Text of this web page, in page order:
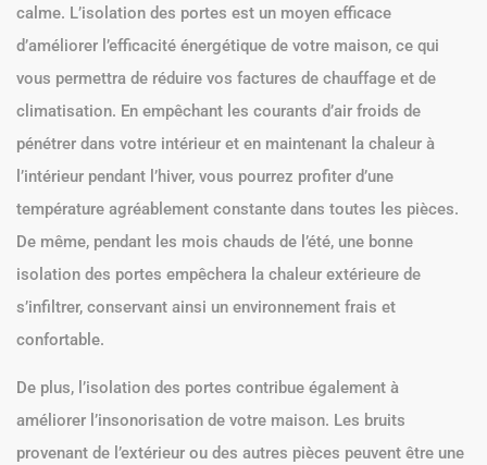
calme. L’isolation des portes est un moyen efficace
d’améliorer l’efficacité énergétique de votre maison, ce qui
vous permettra de réduire vos factures de chauffage et de
climatisation. En empêchant les courants d’air froids de
pénétrer dans votre intérieur et en maintenant la chaleur à
l’intérieur pendant l’hiver, vous pourrez profiter d’une
température agréablement constante dans toutes les pièces.
De même, pendant les mois chauds de l’été, une bonne
isolation des portes empêchera la chaleur extérieure de
s’infiltrer, conservant ainsi un environnement frais et
confortable.
De plus, l’isolation des portes contribue également à
améliorer l’insonorisation de votre maison. Les bruits
provenant de l’extérieur ou des autres pièces peuvent être une